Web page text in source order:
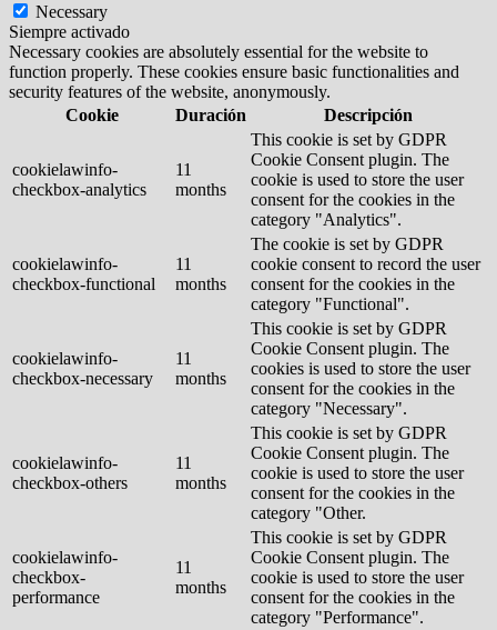
Necessary
Siempre activado
Necessary cookies are absolutely essential for the website to
function properly. These cookies ensure basic functionalities and
security features of the website, anonymously.
Cookie
Duración Descripción
cookielawinfo-
checkbox-analytics
11
months
This cookie is set by GDPR
Cookie Consent plugin. The
cookie is used to store the user
consent for the cookies in the
category "Analytics".
cookielawinfo-
checkbox-functional
11
months
The cookie is set by GDPR
cookie consent to record the user
consent for the cookies in the
category "Functional".
cookielawinfo-
checkbox-necessary
11
months
This cookie is set by GDPR
Cookie Consent plugin. The
cookies is used to store the user
consent for the cookies in the
category "Necessary".
cookielawinfo-
checkbox-others
11
months
This cookie is set by GDPR
Cookie Consent plugin. The
cookie is used to store the user
consent for the cookies in the
category "Other.
cookielawinfo-
checkbox-
performance
11
months
This cookie is set by GDPR
Cookie Consent plugin. The
cookie is used to store the user
consent for the cookies in the
category "Performance".